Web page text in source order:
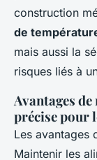
construction
de
mais aussi la
risques liés à
Avantages
précise pour
Les avantages
Maintenir les